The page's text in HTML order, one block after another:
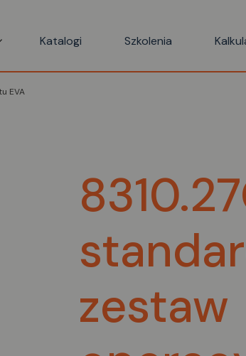
Katalogi Szkolenia
EVA
zestaw